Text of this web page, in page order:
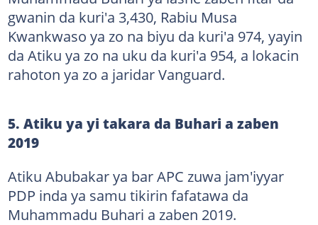
gwanin da kuri'a 3,430, Rabiu Musa
Kwankwaso ya zo na biyu da kuri'a 974, yayin
da Atiku ya zo na uku da kuri'a 954, a lokacin
rahoton ya zo a jaridar Vanguard.
5. Atiku ya yi takara da Buhari a zaben
2019
Atiku Abubakar ya bar APC zuwa jam'iyyar
PDP inda ya samu tikirin fafatawa da
Muhammadu Buhari a zaben 2019.